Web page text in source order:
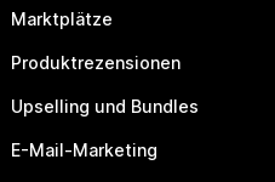
Marktplätze
Produktrezensionen
Upselling und Bundles
E-Mail-Marketing